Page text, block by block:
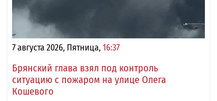
7 августа 2026, Пятница, 16:37
Брянский глава взял под контроль
ситуацию с пожаром на улице Олега
Кошевого